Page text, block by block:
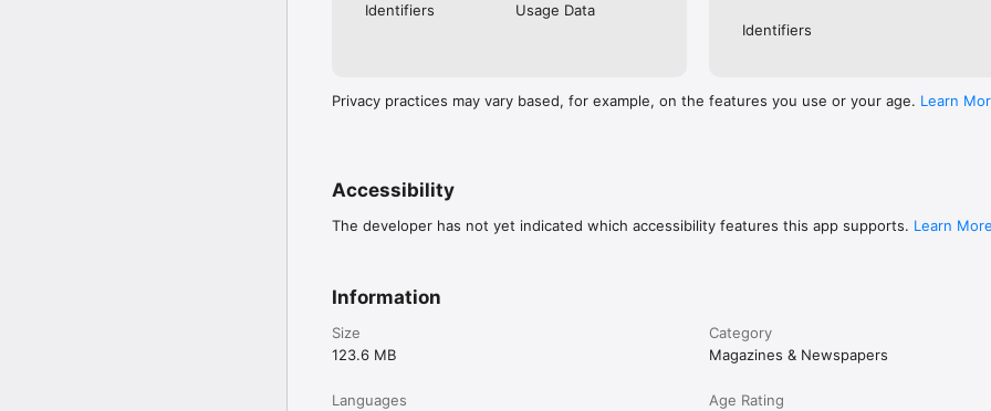
Identifiers
Usage Data
Identifiers
Privacy practices may vary based, for example, on the features you use or your age. Learn
Accessibility
The developer has not yet indicated which accessibility features this app supports. Learn More
Information
Size
123.6 MB
Category
Magazines & Newspapers
Languages
Age Rating